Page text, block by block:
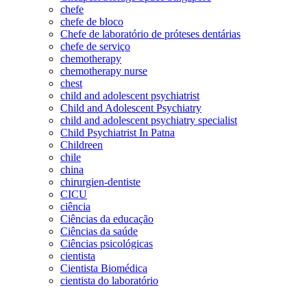
chefe
chefe de bloco
Chefe de laboratório de próteses dentárias
chefe de serviço
chemotherapy
chemotherapy nurse
chest
child and adolescent psychiatrist
Child and Adolescent Psychiatry
child and adolescent psychiatry specialist
Child Psychiatrist In Patna
Childreen
chile
china
chirurgien-dentiste
CICU
ciência
Ciências da educação
Ciências da saúde
Ciências psicológicas
cientista
Cientista Biomédica
cientista do laboratório